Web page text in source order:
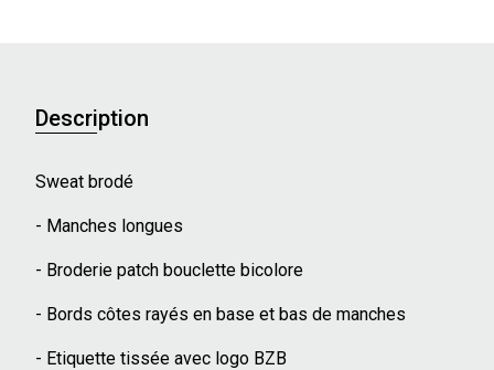
Description
Sweat brodé
- Manches longues
- Broderie patch bouclette bicolore
- Bords côtes rayés en base et bas de manches
- Etiquette tissée avec logo BZB